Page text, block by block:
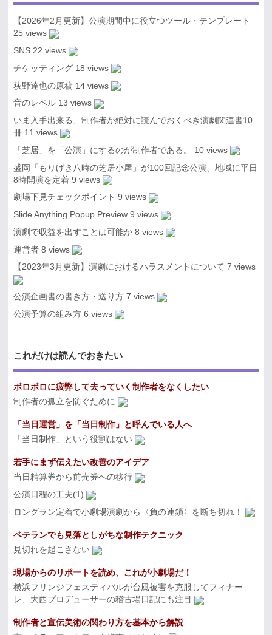
【2026年2月更新】公演期間中に役立つツール・テンプレート
25 views
SNS 22 views
チケッティング 18 views
荻野達也の原稿 14 views
音のレベル 13 views
いま入手出来る、制作者が絶対に読んでおくべき演劇関連書10
冊 11 views
「芝居」を「公演」にするのが制作者である。
10 views
盛岡「もりげき八時の芝居小屋」が100回記念公演、地域に平日
8時開演を定着 9 views
劇場下見チェックポイント 9 views
Slide Anything Popup Preview 9 views
演劇で収益を出すことは可能か 8 views
運営者 8 views
【2023年3月更新】演劇におけるハラスメントについて 7 views
公演企画書の書き方・送り方 7 views
公演予算の組み方 6 views
これだけは読んでおきたい
ボロボロに疲弊して去っていく制作者をなくしたい
制作者の孤立を防ぐために
「当日運営」を「当日制作」と呼んでいる人へ
「当日制作」という役割はない
若手にまず伝えたい改善のアイデア
当日精算券から前売券への移行
公演日程の工夫(1)
ロングラン定着で小劇場演劇から〈負の連鎖〉を断ち切れ！
ベテランでも見落としがちな制作テクニック
見切れを起こさない
現場からのリポートを読め、これが小劇場だ！
横浜フリンジフェスティバルが台風被害を克服してフィナー
レ、大西プロデューサーの稽古場日記にも注目
制作者と宣伝美術の関わり方を基本から解説